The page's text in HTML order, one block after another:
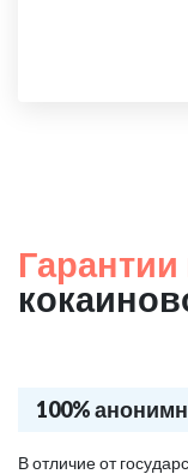
100%
В отличие от